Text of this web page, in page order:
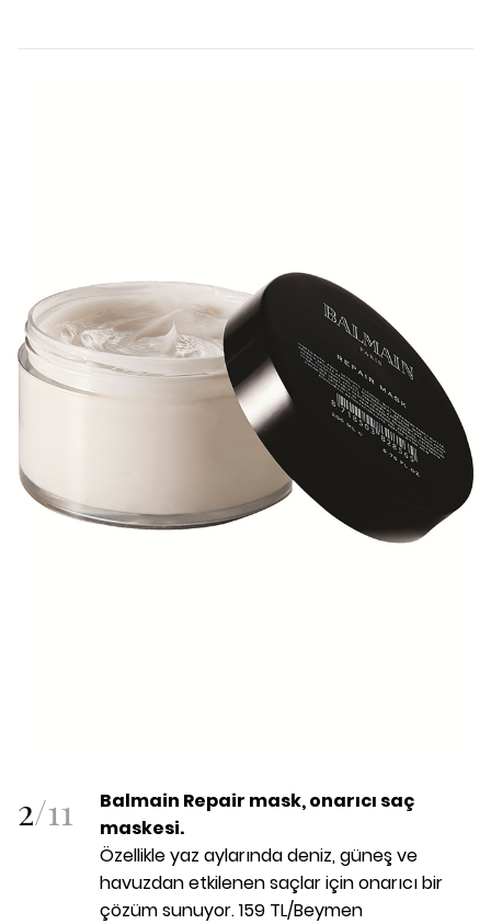
2/11
Balmain Repair mask, onarıcı saç
maskesi.
Özellikle yaz aylarında deniz, güneş ve
havuzdan etkilenen saçlar için onarıcı bir
çözüm sunuyor. 159 TL/Beymen